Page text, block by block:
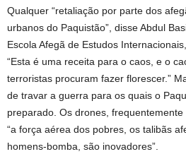
Qualquer “retaliação por parte dos
urbanos do Paquistão”, disse Abdul
Escola Afegã de Estudos
“Esta é uma receita para o caos, e o
terroristas procuram fazer florescer.”
de travar a guerra para os quais o
preparado. Os drones,
“a força aérea dos pobres, os talibãs
homens-bomba, são inovadores”.